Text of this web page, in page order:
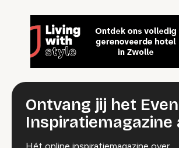
Ontvang jij het
Inspiratiemagazine